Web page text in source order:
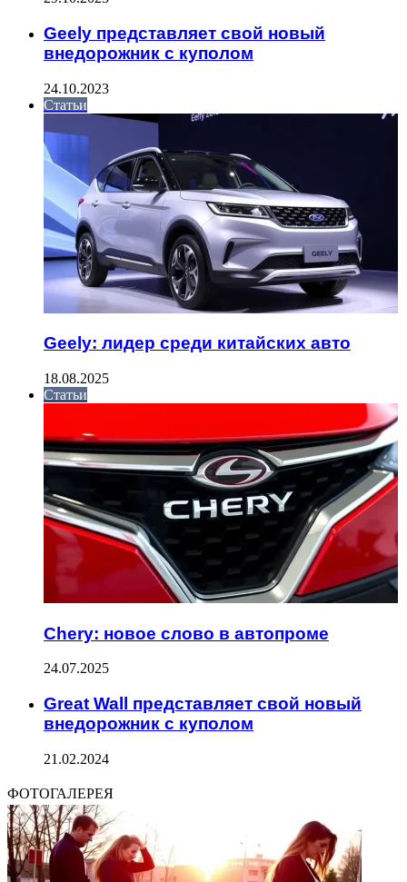
Geely представляет свой новый
внедорожник с куполом
24.10.2023
Статьи
Geely: лидер среди китайских авто
18.08.2025
Статьи
Chery: новое слово в автопроме
24.07.2025
Great Wall представляет свой новый
внедорожник с куполом
21.02.2024
ФОТОГАЛЕРЕЯ